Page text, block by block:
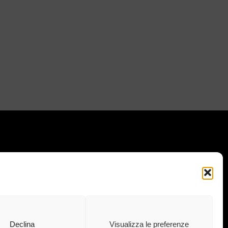
Declina Visualizza le preferenze
IL NOSTRO MONDO: :
· info@ekubergpharma.com